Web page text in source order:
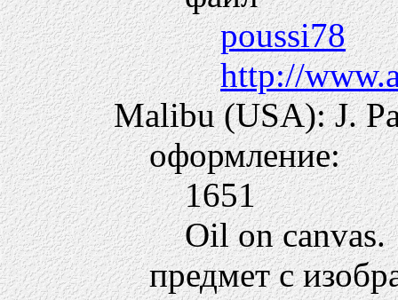
poussi78
http://
Malibu (USA): J.
оформление:
1651
Oil on canvas.
предмет с